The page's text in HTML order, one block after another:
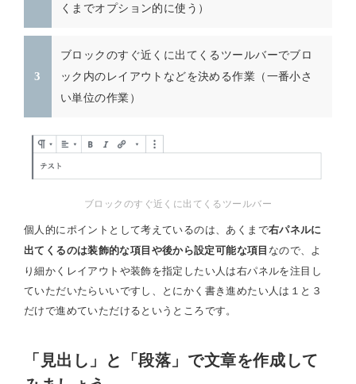
くまでオプション的に使う）
ブロックのすぐ近くに出てくるツールバーでブロ
ック内のレイアウトなどを決める作業（一番小さ
い単位の作業）
ブロックのすぐ近くに出てくるツールバー
個人的にポイントとして考えているのは、あくまで右パネルに
出てくるのは装飾的な項目や後から設定可能な項目 なので、よ
り細かくレイアウトや装飾を指定したい人は右パネルを注目し
ていただいたらいいですし、とにかく書き進めたい人は１と３
だけで進めていただけるというところです。
「見出し」と「段落」で文章を作成して